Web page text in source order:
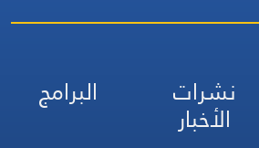
نشرات
الأخبار
البرامج